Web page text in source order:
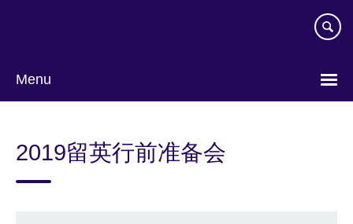
Menu
language
2019留英行前准备会